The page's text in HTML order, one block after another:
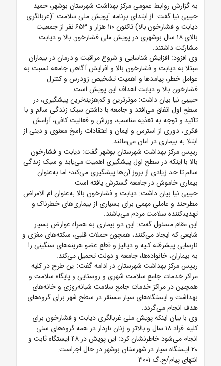
به گزارش روابط عمومی مرکز بهداشت شهرستان بوشهر، حمید
حبیبی نیا گفت: از ابتدای برنامه "پویش ملی سلامت "(غربالگری
دیابت و فشارخون بالا) تاکنون ۱۱۰ هزار و ۶۵۳ نفر از جمعیت
بالای ۱۸ سال بوشهری در پویش ملی فشارخون بالا و دیابت
مشارکت داشتند.
وی افزود: افزایش شناسایی و شروع مراقبت و درمان در بیماران
مبتلا به دیابت و فشارخون بالا و افزایش آگاهی جامعه نسبت به
عوامل خطر، پیامدها و اهمیت تشخیص زودرس و کنترل
فشارخون بالا و دیابت اهداف این پویش است.
حبیبی نیا بیان داشت: موثرترین و کم‌هزینه‌ترین پیشگیری، در
سطح اول اتفاق می‌افتد و جامعه با داشتن سبک زندگی سالم و با
تاکید و توجه به تغذیه مناسب، ورزش و فعالیت کافی، آرامش
فکری، دوری از استرس و ایمان و اعتقادات راسخ معنوی و دینی از
ابتلا به بیماری در امان می‌مانند.
رییس مرکز بهداشت شهرستان بوشهر گفت: دیابت و فشارخون
بالا با اینکه در سطح اول پیشگیری اهمیت می‌یابد و سبک زندگی
سالم تا حد زیادی از بروز آن‌ها پیشگیری می‌کند؛ اما به‌عنوان
بیماری خاموش در جامعه گسترش یافته است.
حبیبی نیا بیان داشت: دیابت و فشارخون بالا به‌عنوان ام الامراض
مطرحند و عاملی مهمی برای بسیاری از بیماری‌های خطرناک و
تهدیدکننده سلامت مردم می‌باشند.
این مقام مسئول گفت: این دو بیماری به همراه عوارض بسیار
شایعی که ایجاد می‌کنند، همچون حملات قلبی، سکته‌های مغزی و
نارسایی پیشرفته کلیه و دیالیز و قطع عضو هزینه‌های سنگینی را
به بیماران، خانواده‌ها، جامعه و دولت تحمیل می‌کند.
رییس مرکز بهداشت شهرستان در ادامه گفت: این طرح در کلیه
مراکز خدمات جامع سلامت شهری و روستایی و پایگاه سلامت و
همچنین در مراکز خدمات جامع سلامت شبانه‌روزی و خانه‌های
بهداشت و ایستگاه‌های سیار مستقر در سطح شهر برای گروه‌های
هدف انجام می‌گردد.
وی با بیان اینکه پویش ملی غربالگری دیابت و فشارخون برای
کلیه افراد ۱۸ سال و بالاتر و زنان باردار در همه گروه‌های سنی
انجام می‌شود خاطرنشان کرد: این پویش در ۴۸ ایستگاه ثابت و
۲۰ ایستگاه سیار در شهرستان بوشهر در حال اجراست.
انتهای پیام/ح.گ ۳۰۰۱